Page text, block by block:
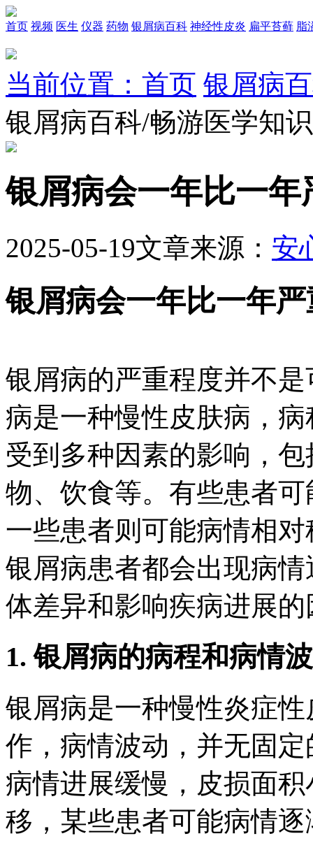
首页 视频 医生 仪器 药物 银屑病百科 神经性皮炎 扁平苔藓 脂
当前位置：首页 银屑病
银屑病百科/畅游医学知
银屑病会一年比一年
2025-05-19文章来源： 安
银屑病会一年比一年
银屑病的严重程度并不
病是一种慢性皮肤病，
受到多种因素的影响，
物、饮食等。有些患者
一些患者则可能病情相
银屑病患者都会出现病
体差异和影响疾病进展的
1. 银屑病的病程和病情
银屑病是一种慢性炎症
作，病情波动，并无固
病情进展缓慢，皮损面
移，某些患者可能病情